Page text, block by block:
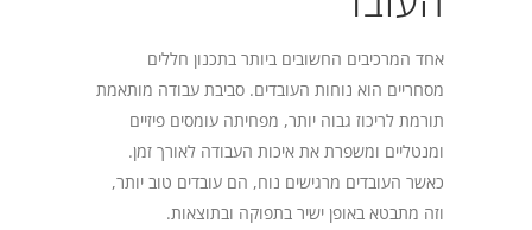
אחד המרכיבים החשובים ביותר בתכנון חללים
מסחריים הוא נוחות העובדים. סביבת עבודה מותאמת
תורמת לריכוז גבוה יותר, מפחיתה עומסים פיזיים
ומנטליים ומשפרת את איכות העבודה לאורך זמן.
כאשר העובדים מרגישים נוח, הם עובדים טוב יותר,
וזה מתבטא באופן ישיר בתפוקה ובתוצאות.